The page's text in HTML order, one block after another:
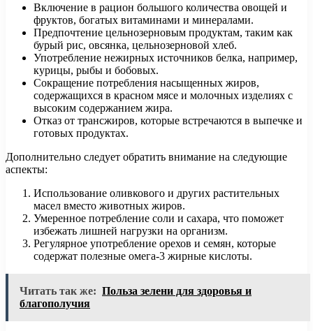
Включение в рацион большого количества овощей и
фруктов, богатых витаминами и минералами.
Предпочтение цельнозерновым продуктам, таким как
бурый рис, овсянка, цельнозерновой хлеб.
Употребление нежирных источников белка, например,
курицы, рыбы и бобовых.
Сокращение потребления насыщенных жиров,
содержащихся в красном мясе и молочных изделиях с
высоким содержанием жира.
Отказ от трансжиров, которые встречаются в выпечке и
готовых продуктах.
Дополнительно следует обратить внимание на следующие
аспекты:
Использование оливкового и других растительных
масел вместо животных жиров.
Умеренное потребление соли и сахара, что поможет
избежать лишней нагрузки на организм.
Регулярное употребление орехов и семян, которые
содержат полезные омега-3 жирные кислоты.
Читать так же: Польза зелени для здоровья и
благополучия